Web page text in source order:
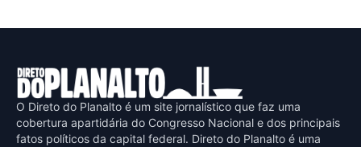
O Direto do Planalto é um site jornalístico que faz uma
cobertura apartidária do Congresso Nacional e dos principais
fatos políticos da capital federal. Direto do Planalto é uma